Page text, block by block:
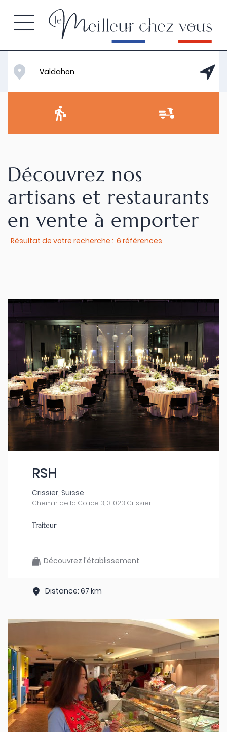
Découvrez nos
artisans et restaurants
en vente à emporter
Résultat de votre recherche : 6 références
RSH
Crissier, Suisse
Chemin de la Colice 3, 31023 Crissier
Traiteur
Découvrez l'établissement
Distance: 67 km